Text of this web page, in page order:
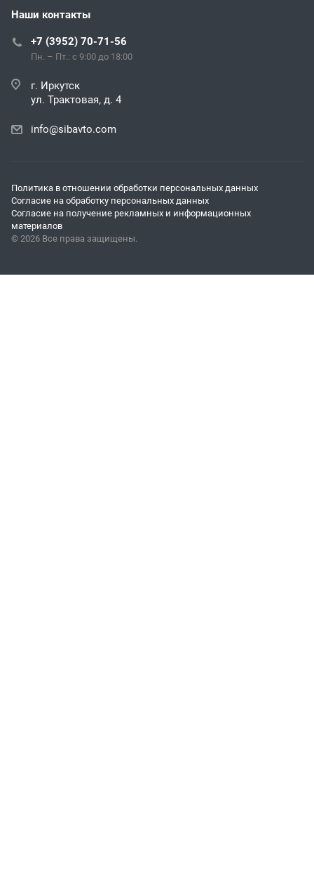
Наши контакты
+7 (3952) 70-71-56
Пн. – Пт.: с 9:00 до 18:00
г. Иркутск
ул. Трактовая, д. 4
info@sibavto.com
Политика в отношении обработки персональных данных
Согласие на обработку персональных данных
Согласие на получение рекламных и информационных
материалов
© 2026 Все права защищены.